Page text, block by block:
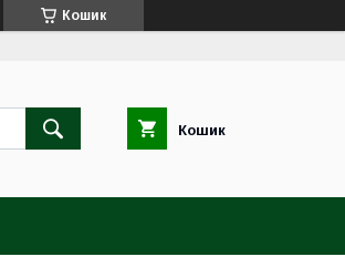
Кошик
Кошик